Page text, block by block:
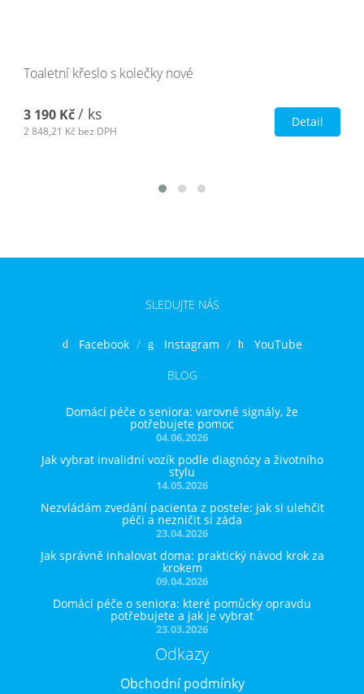
Toaletní křeslo s kolečky nové
3 190 Kč/ ks
2 848,21 Kč bez DPH
Detail
SLEDUJTE NÁS
Facebook Instagram
YouTube
BLOG
04.06.2026
Domácí péče o seniora: varovné signály, že
potřebujete pomoc
14.05.2026
Jak vybrat invalidní vozík podle diagnózy a životního
stylu
23.04.2026
Nezvládám zvedání pacienta z postele: jak si ulehčit
péči a nezničit si záda
09.04.2026
Jak správně inhalovat doma: praktický návod krok za
krokem
23.03.2026
Domácí péče o seniora: které pomůcky opravdu
potřebujete a jak je vybrat
Odkazy
Obchodní podmínky